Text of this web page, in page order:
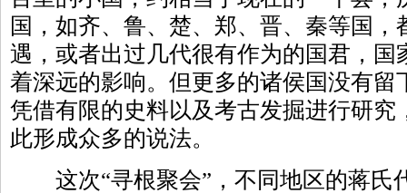
国，如齐、鲁、楚、郑、晋、秦等国
遇，或者出过几代很有作为的国君，国
着深远的影响。但更多的诸侯国没有留
凭借有限的史料以及考古发掘进行研究
此形成众多的说法。
这次“寻根聚会”，不同地区的蒋氏